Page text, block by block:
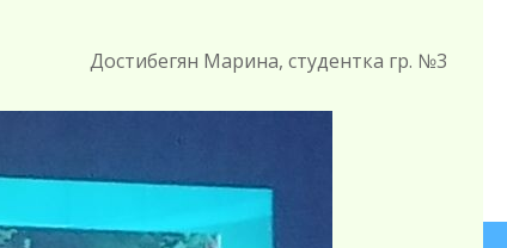
Достибегян Марина, студентка гр. №3